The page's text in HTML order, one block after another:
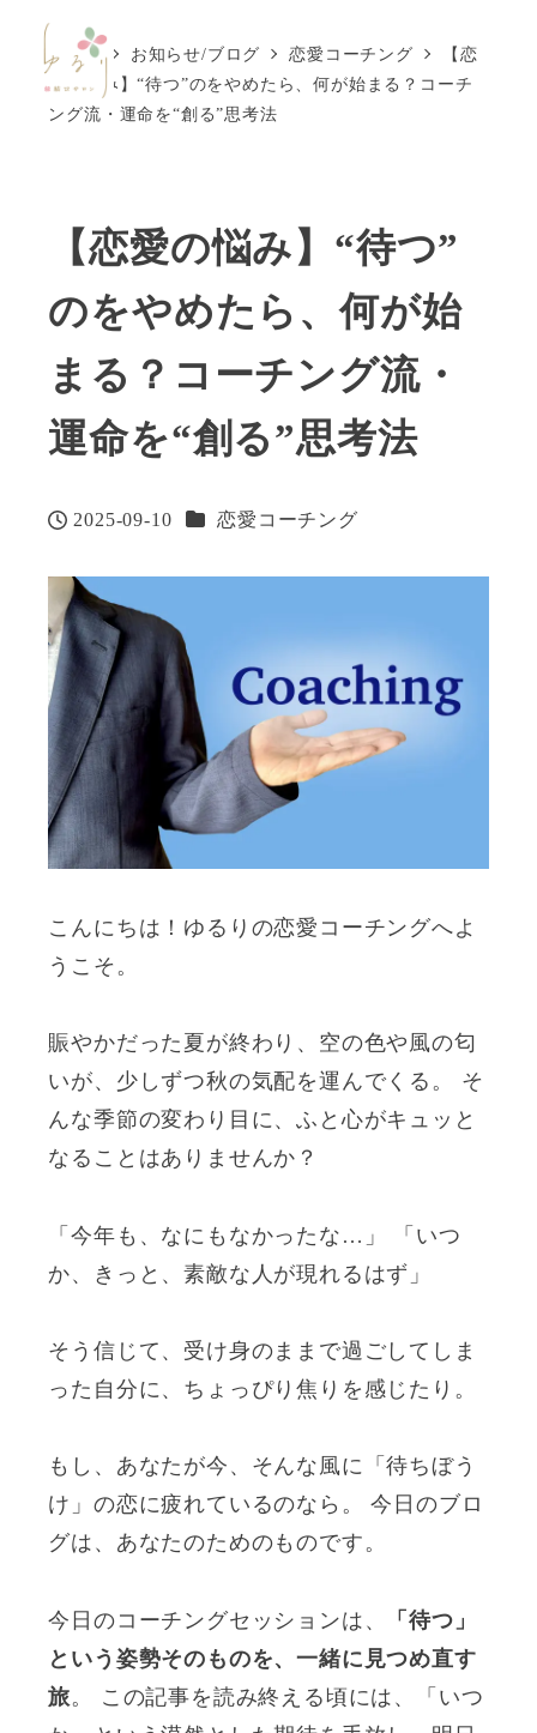
ホーム お知らせ/ブログ 恋愛コーチング
【恋
愛の悩み】“待つ”のをやめたら、何が始まる？コーチ
ング流・運命を“創る”思考法
【恋愛の悩み】“待つ”
のをやめたら、何が始
まる？コーチング流・
運命を“創る”思考法
投稿日
2025-09-10 カテゴリー
恋愛コーチング
こんにちは！ゆるりの恋愛コーチングへよ
うこそ。
賑やかだった夏が終わり、空の色や風の匂
いが、少しずつ秋の気配を運んでくる。 そ
んな季節の変わり目に、ふと心がキュッと
なることはありませんか？
「今年も、なにもなかったな…」 「いつ
か、きっと、素敵な人が現れるはず」
そう信じて、受け身のままで過ごしてしま
った自分に、ちょっぴり焦りを感じたり。
もし、あなたが今、そんな風に「待ちぼう
け」の恋に疲れているのなら。 今日のブロ
グは、あなたのためのものです。
今日のコーチングセッションは、
「待つ」
という姿勢そのものを、一緒に見つめ直す
旅。 この記事を読み終える頃には、「いつ